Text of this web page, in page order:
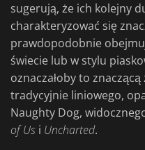
sugerują, że ich kolejny
charakteryzować się
prawdopodobnie
świecie lub w stylu
oznaczałoby to
tradycyjnie liniowego,
Naughty Dog,
of Us i Uncharted.